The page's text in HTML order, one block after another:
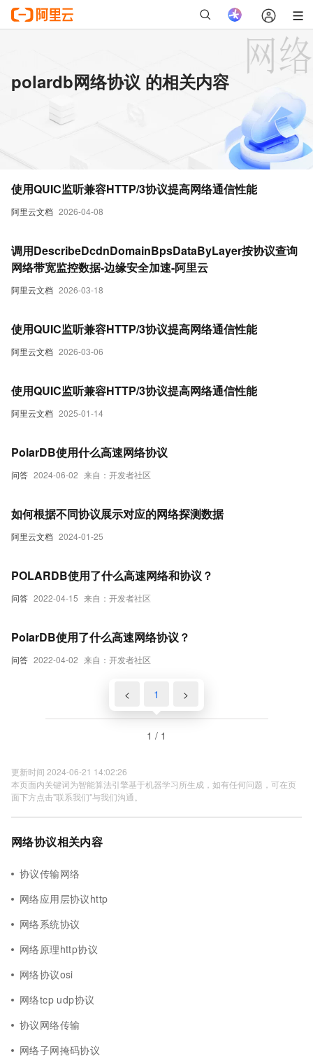
polardb网络协议 的相关内容
阿里云文档 2026-04-08
使用QUIC监听兼容HTTP/3协议提高网络通信性能
阿里云文档 2026-03-18
调用DescribeDcdnDomainBpsDataByLayer按协议查询
网络带宽监控数据-边缘安全加速-阿里云
阿里云文档 2026-03-06
使用QUIC监听兼容HTTP/3协议提高网络通信性能
阿里云文档 2025-01-14
使用QUIC监听兼容HTTP/3协议提高网络通信性能
问答 2024-06-02 来自：开发者社区
PolarDB使用什么高速网络协议
阿里云文档 2024-01-25
如何根据不同协议展示对应的网络探测数据
问答 2022-04-15 来自：开发者社区
POLARDB使用了什么高速网络和协议？
问答 2022-04-02 来自：开发者社区
PolarDB使用了什么高速网络协议？
< 1 >
1 / 1
更新时间 2024-06-21 14:02:26
本页面内关键词为智能算法引擎基于机器学习所生成，如有任何问题，可在页
面下方点击"联系我们"与我们沟通。
网络协议相关内容
协议传输网络
网络应用层协议http
网络系统协议
网络原理http协议
网络协议osi
网络tcp udp协议
协议网络传输
网络子网掩码协议